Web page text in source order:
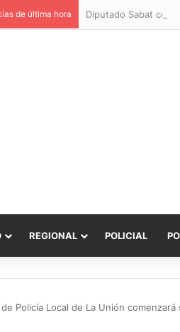
de última hora
REGIONAL POLICIAL
Policía Local de La Unión